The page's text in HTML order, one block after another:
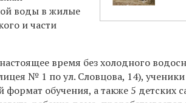
воды в жилые
и части
время без холодного
№ 1 по ул. Словцова, 14),
обучения, а также 5 детских